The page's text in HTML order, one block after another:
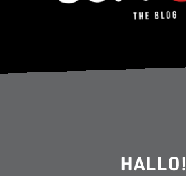
HALLO!